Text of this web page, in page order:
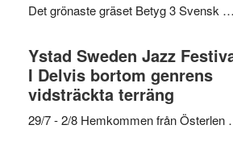
Det grönaste gräset Betyg 3 Svensk …
Ystad Sweden Jazz
I Delvis bortom genrens
vidsträckta terräng
29/7 - 2/8 Hemkommen från Österlen